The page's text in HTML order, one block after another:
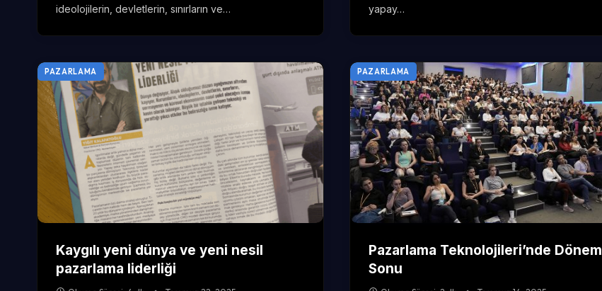
ideolojilerin, devletlerin, sınırların ve…
yapay…
PAZARLAMA
Kaygılı yeni dünya ve yeni nesil
pazarlama liderliği
PAZARLAMA
Pazarlama Teknolojileri’nde Dönem
Sonu